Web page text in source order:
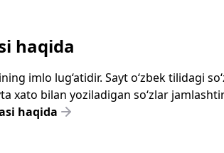
haqida
imlo lug‘atidir. Sayt o‘zbek tilidagi
xato bilan yoziladigan so‘zlar
haqida